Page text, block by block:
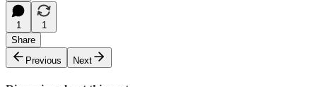
1
1
Share
Previous
Next